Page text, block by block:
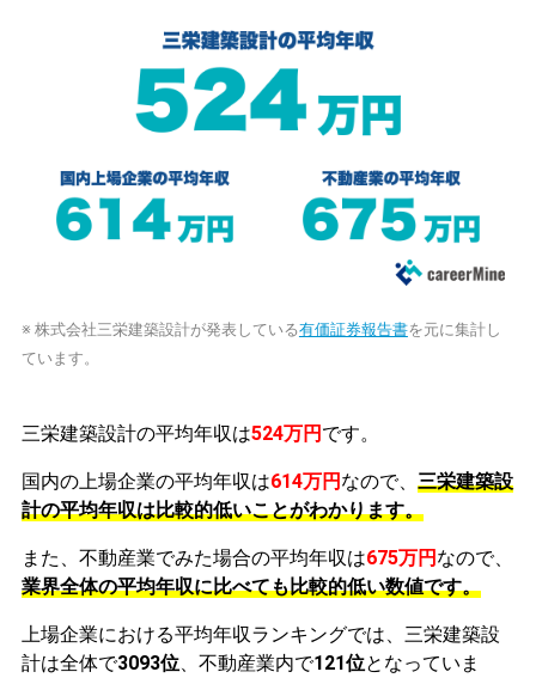
※ 株式会社三栄建築設計が発表している有価証券報告書を元に集計し
ています。
三栄建築設計の平均年収は524万円 です。
国内の上場企業の平均年収は614万円 なので、 三栄建築設
計の平均年収は比較的低いことがわかります。
また、不動産業でみた場合の平均年収は675万円 なので、
業界全体の平均年収に比べても比較的低い数値です。
上場企業における平均年収ランキングでは、三栄建築設
計は全体で3093位、不動産業内で121位となっていま